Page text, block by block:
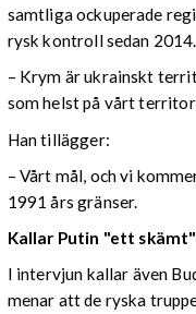
samtliga ockuperade
rysk kontroll sedan 2014.
– Krym är ukrainskt
som helst på vårt
Han tillägger:
– Vårt mål, och vi
1991 års gränser.
Kallar Putin "ett skämt"
I intervjun kallar även
menar att de ryska